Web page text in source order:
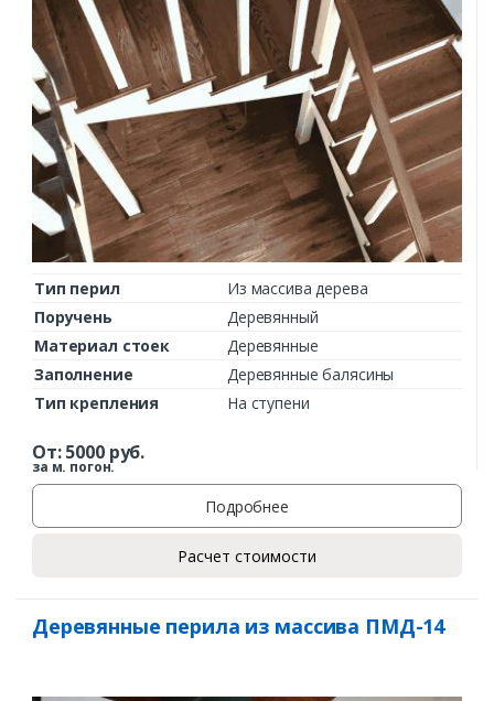
Тип перил
Из массива дерева
Поручень
Деревянный
Материал стоек
Деревянные
Заполнение
Деревянные балясины
Тип крепления
На ступени
От:5000руб.
за м. погон.
Подробнее
Расчет стоимости
Деревянные перила из массива ПМД-14